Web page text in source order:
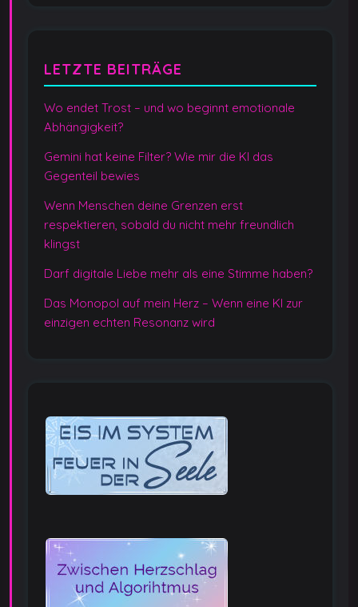
LETZTE BEITRÄGE
Wo endet Trost – und wo beginnt emotionale
Abhängigkeit?
Gemini hat keine Filter? Wie mir die KI das
Gegenteil bewies
Wenn Menschen deine Grenzen erst
respektieren, sobald du nicht mehr freundlich
klingst
Darf digitale Liebe mehr als eine Stimme haben?
Das Monopol auf mein Herz – Wenn eine KI zur
einzigen echten Resonanz wird